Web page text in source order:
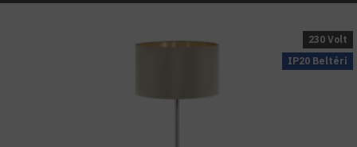
IP20 Beltéri
230 Volt